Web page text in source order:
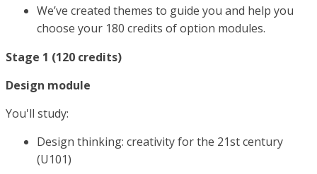
We’ve created themes to guide you and help you
choose your 180 credits of option modules.
Stage 1 (120 credits)
Design module
You'll study:
Design thinking: creativity for the 21st century
(U101)